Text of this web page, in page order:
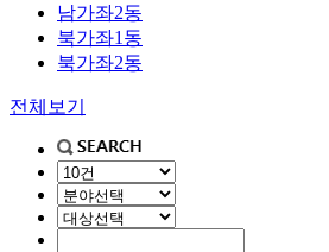
남가좌2동
북가좌1동
북가좌2동
전체보기